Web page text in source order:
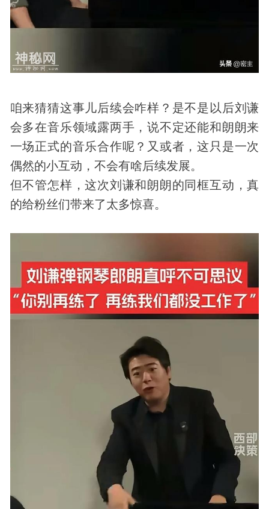
咱来猜猜这事儿后续会咋样？是不是以后刘谦
会多在音乐领域露两手，说不定还能和朗朗来
一场正式的音乐合作呢？又或者，这只是一次
偶然的小互动，不会有啥后续发展。
但不管怎样，这次刘谦和朗朗的同框互动，真
的给粉丝们带来了太多惊喜。